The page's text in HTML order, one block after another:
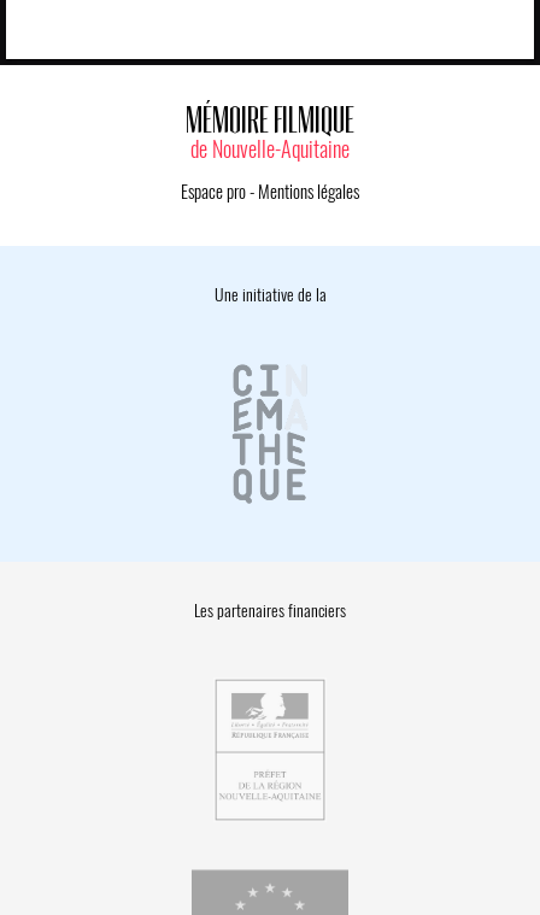
MÉMOIRE FILMIQUE
de Nouvelle-Aquitaine
Espace pro- Mentions légales
Une initiative de la
Les partenaires financiers